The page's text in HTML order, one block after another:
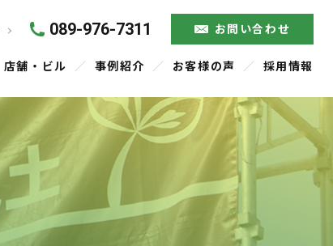
店舗・ビル 事例紹介 お客様の声 採用情報
089-976-7311 お問い合わせ